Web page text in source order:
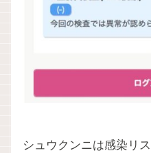
シュウクンニは感染リ